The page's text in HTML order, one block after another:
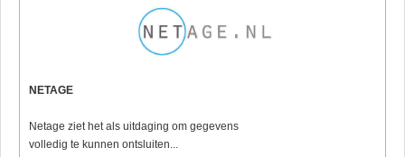
NETAGE
Netage ziet het als uitdaging om gegevens
volledig te kunnen ontsluiten...